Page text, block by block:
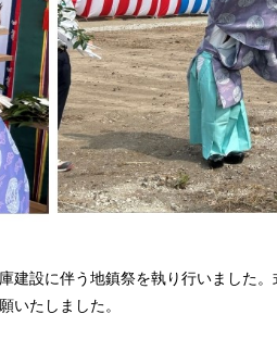
建設に伴う地鎮祭を執り行いました
いたしました。